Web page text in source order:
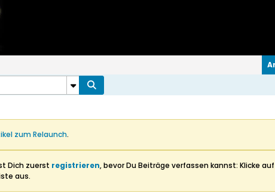
zum Relaunch.
Dich zuerst registrieren, bevor Du Beiträge verfassen kannst: Klicke
aus.